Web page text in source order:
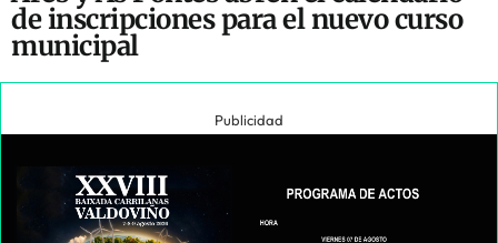
de inscripciones para el nuevo curso
municipal
Publicidad